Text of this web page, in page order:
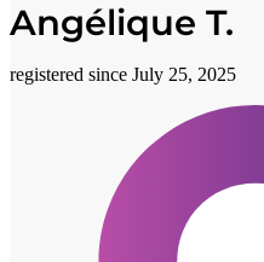
Angélique T.
registered since July 25, 2025